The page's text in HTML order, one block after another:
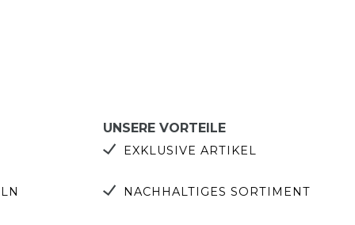
UNSERE VORTEILE
EXKLUSIVE ARTIKEL
NACHHALTIGES SORTIMENT